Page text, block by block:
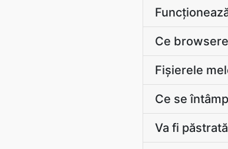
Ce
Fișierele
Ce se
Va fi